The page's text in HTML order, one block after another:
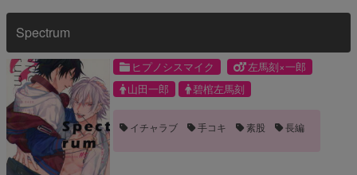
Spectrum
ヒプノシスマイク
左馬刻×一郎
山田一郎
碧棺左馬刻
イチャラブ 手コキ 素股 長編